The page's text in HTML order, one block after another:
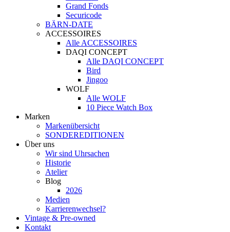
Grand Fonds
Securicode
BÄRN-DATE
ACCESSOIRES
Alle ACCESSOIRES
DAQI CONCEPT
Alle DAQI CONCEPT
Bird
Jingoo
WOLF
Alle WOLF
10 Piece Watch Box
Marken
Markenübersicht
SONDEREDITIONEN
Über uns
Wir sind Uhrsachen
Historie
Atelier
Blog
2026
Medien
Karrierenwechsel?
Vintage & Pre-owned
Kontakt